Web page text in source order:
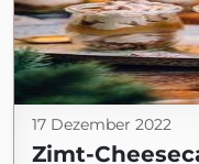
17 Dezember 2022
Zimt-